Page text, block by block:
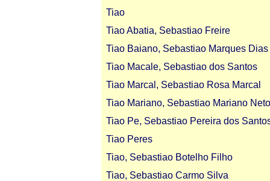
Tiao
Tiao Abatia, Sebastiao Freire
Tiao Baiano, Sebastiao Marques Dias
Tiao Macale, Sebastiao dos Santos
Tiao Marcal, Sebastiao Rosa Marcal
Tiao Mariano, Sebastiao Mariano Neto
Tiao Pe, Sebastiao Pereira dos
Tiao Peres
Tiao, Sebastiao Botelho Filho
Tiao, Sebastiao Carmo Silva